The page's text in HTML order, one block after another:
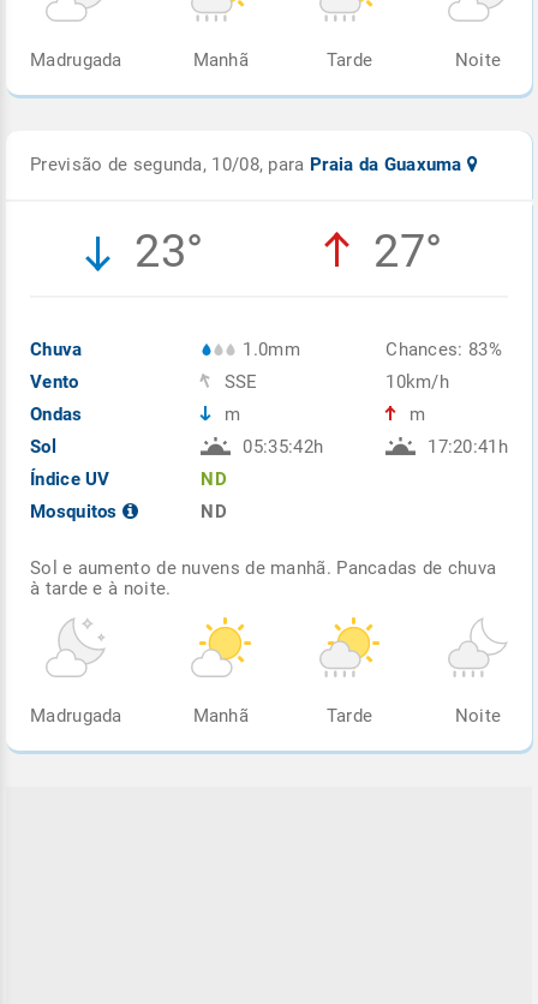
Madrugada Manhã Tarde Noite
Previsão de segunda, 10/08, para Praia da Guaxuma
23° 27°
Chuva
Vento
Ondas
Sol
Índice UV
Mosquitos
1.0mm
SSE
m
05:35:42h
ND
ND
Chances: 83%
10km/h
m
17:20:41h
Sol e aumento de nuvens de manhã. Pancadas de chuva
à tarde e à noite.
Madrugada Manhã Tarde Noite